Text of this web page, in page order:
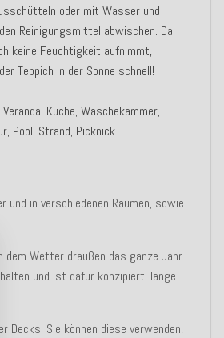
oder mit Wasser und
Reinigungsmittel abwischen. Da
keine Feuchtigkeit aufnimmt,
Teppich in der Sonne schnell!
Küche, Wäschekammer,
Pool, Strand, Picknick
und in verschiedenen Räumen, sowie
dem Wetter draußen das ganze Jahr
und ist dafür konzipiert, lange
Decks: Sie können diese verwenden,